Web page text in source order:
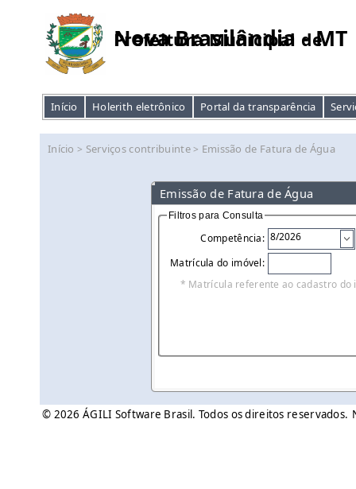
Prefeitura Municipal de
Nova Brasilândia - MT
Início Holerith eletrônico Portal da transparência
Início > Serviços contribuinte> Emissão de Fatura de Água
Emissão de Fatura de Água
Filtros para Consulta
Competência:
Matrícula do imóvel:
* Matrícula referente ao cadastro do
© 2026 ÁGILI Software Brasil. Todos os direitos reservados.